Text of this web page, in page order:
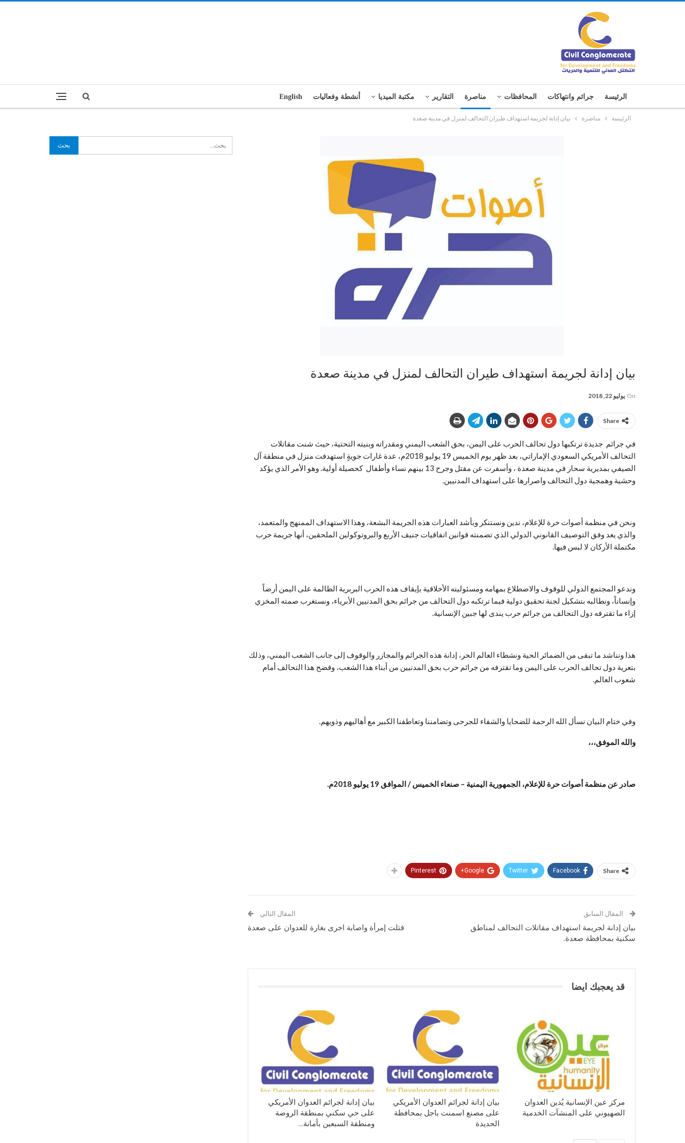
الرئيسة جرائم وانتهاكات المحافظات مناصرة التقارير مكتبة الميديا أنشطة وفعاليات English
الرئيسة مناصرة بيان إدانة لجريمة استهداف طيران التحالف لمنزل في مدينة صعدة
بيان إدانة لجريمة استهداف طيران التحالف لمنزل في مدينة صعدة
On يوليو 22, 2018
Share
في جرائم جديدة ترتكبها دول تحالف الحرب على اليمن، بحق الشعب اليمني ومقدراته وبنيته التحتية، حيث شنت مقاتلات
التحالف الأمريكي السعودي الإماراتي، بعد ظهر يوم الخميس 19 يوليو 2018م، عدة غارات جويةٍ استهدفت منزل في منطقة آل
الصيفي بمديرية سحار في مدينة صعدة ، وأسفرت عن مقتل وجرح 13 بينهم نساء وأطفال كحصيلة أولية. وهو الأمر الذي يؤكد
وحشية وهمجية دول التحالف واصرارها على استهداف المدنيين.
ونحن في منظمة أصوات حرة للإعلام، ندين ونستنكر وبأشد العبارات هذه الجريمة البشعة، وهذا الاستهداف الممنهج والمتعمد،
والذي يعد وفق التوصيف القانوني الدولي الذي تضمنته قوانين اتفاقيات جنيف الأربع والبروتوكولين الملحقين، أنها جريمة حرب
مكتملة الأركان لا لبس فيها.
وندعو المجتمع الدولي للوقوف والاضطلاع بمهامه ومسئوليته الأخلاقية بإيقاف هذه الحرب البربرية الظالمة على اليمن أرضاً
وإنساناً، ونطالبه بتشكيل لجنة تحقيق دولية فيما ترتكبه دول التحالف من جرائم بحق المدنيين الأبرياء، ونستغرب صمته المخزي
إزاء ما تقترفه دول التحالف من جرائم حرب يندى لها جبين الإنسانية.
هذا ونناشد ما تبقى من الضمائر الحية ونشطاء العالم الحر، إدانة هذه الجرائم والمجازر والوقوف إلى جانب الشعب اليمني، وذلك
بتعرية دول تحالف الحرب على اليمن وما تقترفه من جرائم حرب بحق المدنيين من أبناء هذا الشعب، وفضح هذا التحالف أمام
شعوب العالم.
وفي ختام البيان نسأل الله الرحمة للضحايا والشفاء للجرحى وتضامننا وتعاطفنا الكبير مع أهاليهم وذويهم.
والله الموفق،،،
صادر عن منظمة أصوات حرة للإعلام، الجمهورية اليمنية – صنعاء الخميس / الموافق 19 يوليو 2018م.
Share
Facebook
Twitter
Google+
Pinterest
المقال السابق
بيان إدانة لجريمة استهداف مقاتلات التحالف لمناطق
سكنية بمحافظة صعدة.
المقال التالي
قتلت إمرأة واصابة اخرى بغارة للعدوان على صعدة
قد يعجبك ايضا
مركز عين الإنسانية يُدين العدوان
الصهيوني على المنشآت الخدمية
بيان إدانة لجرائم العدوان الأمريكي
على مصنع اسمنت باجل بمحافظة
الحديدة
بيان إدانة لجرائم العدوان الأمريكي
على حي سكني بمنطقة الروضة
ومنطقة السبعين بأمانة…